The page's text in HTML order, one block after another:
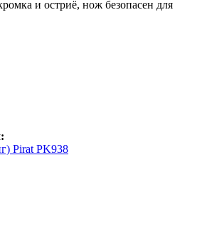
и остриё, нож безопасен для
Pirat PK938